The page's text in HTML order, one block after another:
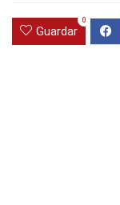
Guardar
0